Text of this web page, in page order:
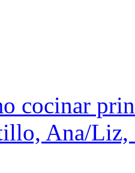
cocinar
Ana/Liz,